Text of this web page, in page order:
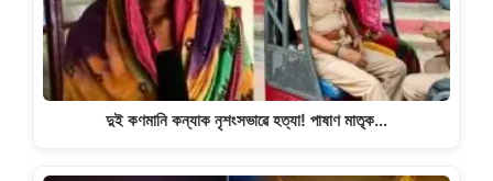
দুই কণমানি কন্যাক নৃশংসভাৱে হত্যা! পাষাণ মাতৃক…